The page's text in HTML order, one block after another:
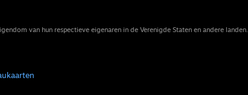
van hun respectieve eigenaren in de Verenigde Staten en andere landen.